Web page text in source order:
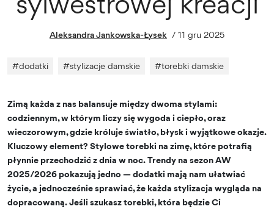
Aleksandra Jankowska-Łysek / 11 gru 2025
#dodatki #stylizacje damskie #torebki damskie
Zimą każda z nas balansuje między dwoma stylami:
codziennym, w którym liczy się wygoda i ciepło, oraz
wieczorowym, gdzie króluje światło, błysk i wyjątkowe okazje.
Kluczowy element? Stylowe torebki na zimę, które potrafią
płynnie przechodzić z dnia w noc. Trendy na sezon AW
2025/2026 pokazują jedno — dodatki mają nam ułatwiać
życie, a jednocześnie sprawiać, że każda stylizacja wygląda na
dopracowaną. Jeśli szukasz torebki, która będzie Ci